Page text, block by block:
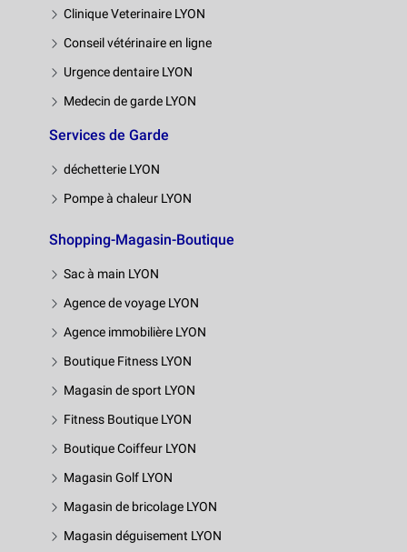
Clinique Veterinaire LYON
Conseil vétérinaire en ligne
Urgence dentaire LYON
Medecin de garde LYON
Services de Garde
déchetterie LYON
Pompe à chaleur LYON
Shopping-Magasin-Boutique
Sac à main LYON
Agence de voyage LYON
Agence immobilière LYON
Boutique Fitness LYON
Magasin de sport LYON
Fitness Boutique LYON
Boutique Coiffeur LYON
Magasin Golf LYON
Magasin de bricolage LYON
Magasin déguisement LYON